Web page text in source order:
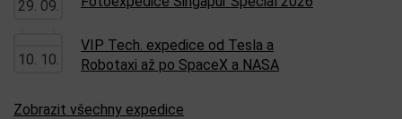
29. 09.
10. 10.
VIP Tech. expedice od Tesla a
Robotaxi až po SpaceX a NASA
Zobrazit všechny expedice